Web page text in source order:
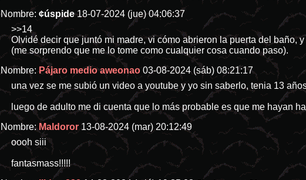
Nombre:¢úspide 18-07-2024 (jue) 04:06:37
>>14
Olvidé decir que juntó mi madre, vi cómo abrieron la puerta del baño,
(me sorprendo que me lo tome como cualquier cosa cuando paso).
Nombre:Pájaro medio aweonao 03-08-2024 (sáb) 08:21:17
una vez se me subió un video a youtube y yo sin saberlo, tenia 13
luego de adulto me di cuenta que lo más probable es que me hayan
Nombre: Maldoror 13-08-2024 (mar) 20:12:49
oooh siii
fantasmass!!!!!